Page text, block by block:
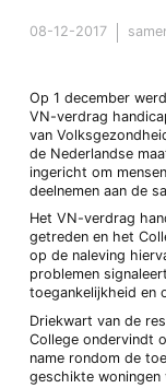
08-12-2017
Op 1 december
VN-verdrag
van
de Nederlandse
ingericht om
deelnemen aan de
Het VN-verdrag
getreden en het
op de naleving
problemen
toegankelijkheid en
Driekwart van de
College ondervindt
name rondom de
geschikte woningen